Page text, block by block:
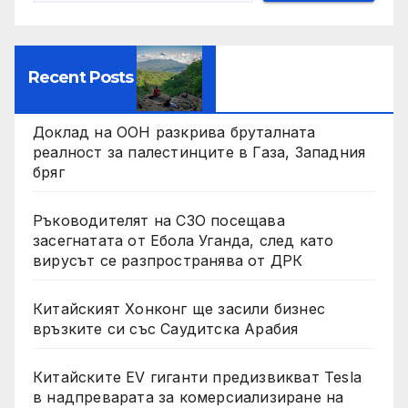
Recent Posts
Доклад на ООН разкрива бруталната
реалност за палестинците в Газа, Западния
бряг
Ръководителят на СЗО посещава
засегнатата от Ебола Уганда, след като
вирусът се разпространява от ДРК
Китайският Хонконг ще засили бизнес
връзките си със Саудитска Арабия
Китайските EV гиганти предизвикват Tesla
в надпреварата за комерсиализиране на